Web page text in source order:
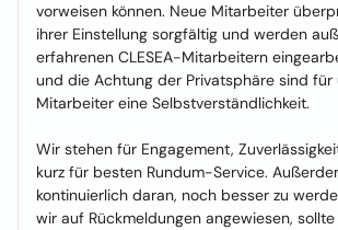
vorweisen können. Neue Mitarbeiter
ihrer Einstellung sorgfältig und werden
erfahrenen CLESEA-Mitarbeitern
und die Achtung der Privatsphäre sind für
Mitarbeiter eine Selbstverständlichkeit.
Wir stehen für Engagement,
kurz für besten Rundum-Service.
kontinuierlich daran, noch besser zu
wir auf Rückmeldungen angewiesen,